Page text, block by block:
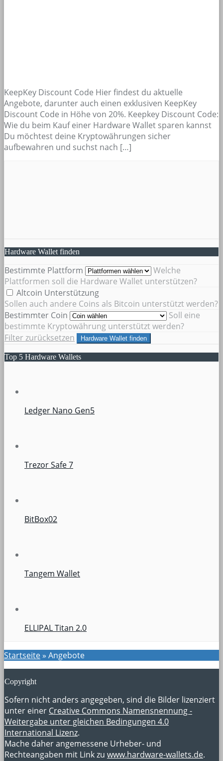
KeepKey Discount Code Hier findest du aktuelle
Angebote, darunter auch einen exklusiven KeepKey
Discount Code in Höhe von 20%. Keepkey Discount Code:
Wie du beim Kauf einer Hardware Wallet sparen kannst
Du möchtest deine Kryptowährungen sicher
aufbewahren und suchst nach […]
Hardware Wallet finden
Bestimmte Plattform
Welche
Plattformen soll die Hardware Wallet unterstützen?
Altcoin Unterstützung
Sollen auch andere Coins als Bitcoin unterstützt werden?
Bestimmter Coin
Soll eine
bestimmte Kryptowährung unterstützt werden?
Filter zurücksetzen
Hardware Wallet finden
Top 5 Hardware Wallets
Ledger Nano Gen5
Trezor Safe 7
BitBox02
Tangem Wallet
ELLIPAL Titan 2.0
Startseite» Angebote
Copyright
Sofern nicht anders angegeben, sind die Bilder lizenziert
unter einer Creative Commons Namensnennung -
Weitergabe unter gleichen Bedingungen 4.0
International Lizenz.
Mache daher angemessene Urheber- und
Rechteangaben mit Link zu www.hardware-wallets.de.